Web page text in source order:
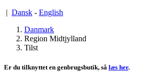
| Dansk - English
Danmark
Region Midtjylland
Tilst
Er du tilknyttet en genbrugsbutik, så læs her.